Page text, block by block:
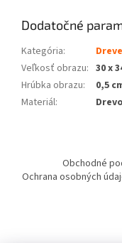
Dodatočné
Kategória:
Veľkosť obrazu: 30 x
Hrúbka obrazu:
0,5
Materiál: Drevo
Obchodné
Ochrana osobných